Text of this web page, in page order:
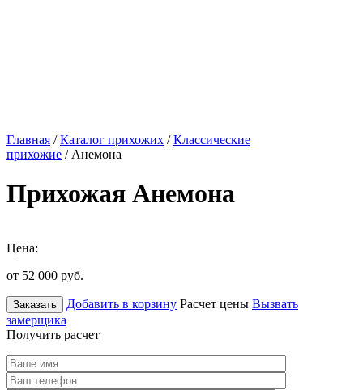
Главная /Каталог прихожих /Классические
прихожие / Анемона
Прихожая Анемона
Цена:
от 52 000 руб.
Заказать Добавить в корзину Расчет цены Вызвать
замерщика
Получить расчет